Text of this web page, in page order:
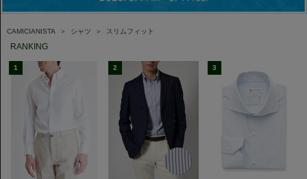
CAMICIANISTA ＞ シャツ ＞ スリムフィット
RANKING
1 2 3